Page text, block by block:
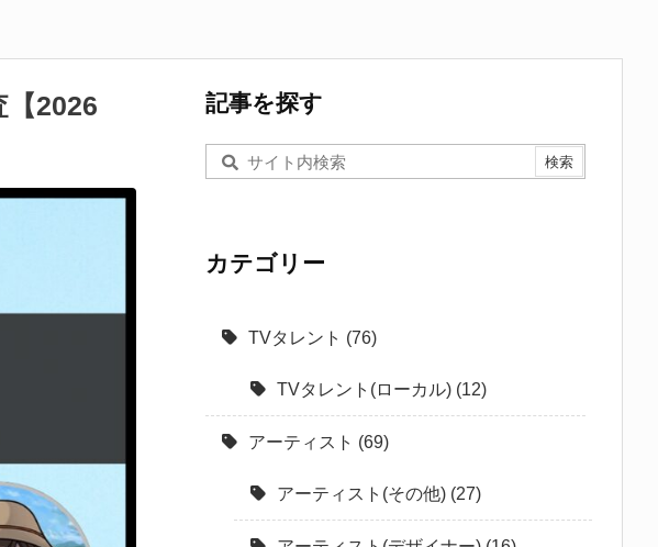
2026
記事を探す
カテゴリー
TVタレント (76)
TVタレント(ローカル) (12)
アーティスト (69)
アーティスト(その他) (27)